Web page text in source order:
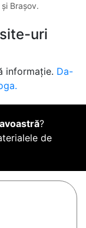
Brașov.
uri
informație. Da-
?
de